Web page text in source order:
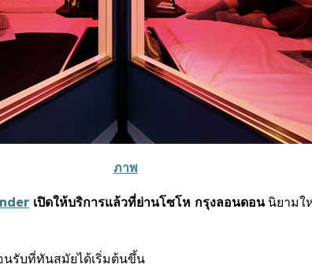
ภาพ
เปิดให้บริการแล้วที่ย่านโซโห กรุงลอนดอนนิยามใ
รับที่ทันสมัยได้เริ่มต้นขึ้น